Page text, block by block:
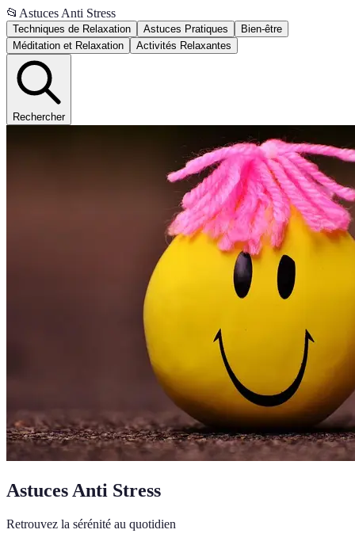
📂 Astuces Anti Stress
Techniques de Relaxation Astuces Pratiques
Bien-être
Méditation et Relaxation
Activités Relaxantes
Rechercher
Astuces Anti Stress
Retrouvez la sérénité au quotidien